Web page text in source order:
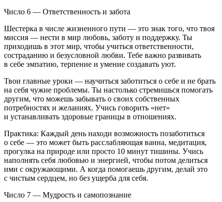
Число 6 — Ответственность и забота
Шестерка в числе жизненного пути — это знак того, что твоя
миссия — нести в мир любовь, заботу и поддержку. Ты
приходишь в этот мир, чтобы учиться ответственности,
состраданию и безусловной любви. Тебе важно развивать
в себе эмпатию, терпение и умение создавать уют.
Твои главные уроки — научиться заботиться о себе и не брать
на себя чужие проблемы. Ты настолько стремишься помогать
другим, что можешь забывать о своих собственных
потребностях и желаниях. Учись говорить «нет»
и устанавливать здоровые границы в отношениях.
Практика: Каждый день находи возможность позаботиться
о себе — это может быть расслабляющая ванна, медитация,
прогулка на природе или просто 10 минут тишины. Учись
наполнять себя любовью и энергией, чтобы потом делиться
ими с окружающими. А когда помогаешь другим, делай это
с чистым сердцем, но без ущерба для себя.
Число 7 — Мудрость и самопознание